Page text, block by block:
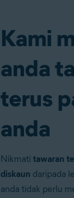
Kami
anda
terus
anda
Nikmati tawaran
diskaun daripada
anda tidak perlu